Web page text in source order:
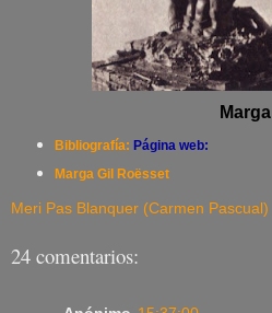
Marga
Bibliografía: Página web:
Marga Gil Roësset
Meri Pas Blanquer (Carmen Pascual)
24 comentarios: